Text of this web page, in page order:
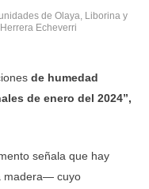
de Olaya, Liborina y
Echeverri
de humedad
de enero del 2024”,
señala que hay
madera— cuyo